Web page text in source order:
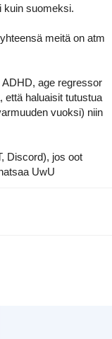
kuin suomeksi.
meitä on atm
age regressor
että haluaisit tutustua
vuoksi) niin
Discord), jos oot
UwU